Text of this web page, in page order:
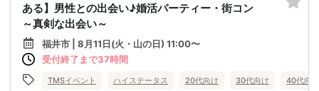
ある】男性との出会い♪婚活パーティー・街コン
～真剣な出会い～
福井市 | 8月11日(火・山の日) 11:00〜
受付終了まで37時間
TMSイベント ハイステータス 20代向け 30代向け 40代向け